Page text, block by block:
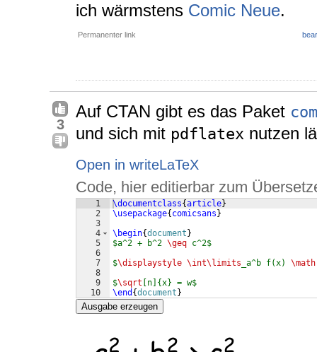
ich wärmstens Comic Neue.
Permanenter link
3
Auf CTAN gibt es das Paket
und sich mit pdflatex nutzen
Open in writeLaTeX
Code, hier editierbar zum
1
2
3
4
5
6
7
8
9
10
\documentclass{article}
\usepackage{ comicsans }
\begin{document }
$a^2 + b^2 \geq c^2$
$\displaystyle \int\limits _a^b f(x)
$\sqrt [n]{x} = w$
\end {document }
Ausgabe erzeugen